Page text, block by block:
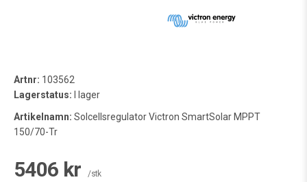
Artnr: 103562
Lagerstatus: I lager
Artikelnamn: Solcellsregulator Victron SmartSolar MPPT
150/70-Tr
5406 kr /stk